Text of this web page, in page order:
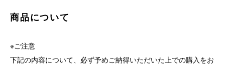
商品について
※ご注意
下記の内容について、必ず予めご納得いただいた上での購入をお